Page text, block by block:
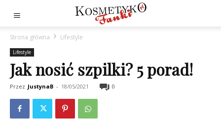
Strona główna Lifestyle
Lifestyle
Jak nosić szpilki? 5 porad!
Przez JustynaB - 18/05/2021 0